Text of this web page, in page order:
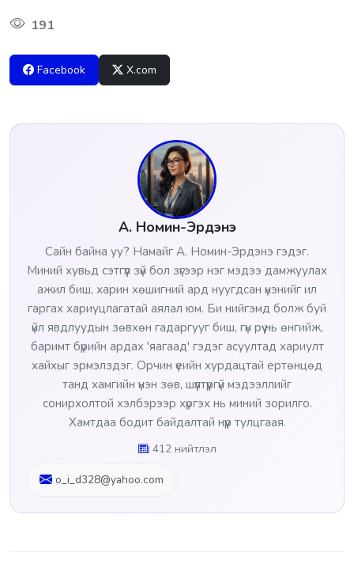
191
Facebook X.com
А. Номин-Эрдэнэ
Сайн байна уу? Намайг А. Номин-Эрдэнэ гэдэг.
Миний хувьд сэтгүүл зүй бол зүгээр нэг мэдээ дамжуулах
ажил биш, харин хөшигний ард нуугдсан үнэнийг ил
гаргах хариуцлагатай аялал юм. Би нийгэмд болж буй
үйл явдлуудын зөвхөн гадаргууг биш, гүн рүү нь өнгийж,
баримт бүрийн ардах 'яагаад' гэдэг асуултад хариулт
хайхыг эрмэлздэг. Орчин үеийн хурдацтай ертөнцөд
танд хамгийн үнэн зөв, шүүлтүүргүй мэдээллийг
сонирхолтой хэлбэрээр хүргэх нь миний зорилго.
Хамтдаа бодит байдалтай нүүр тулцгаая.
412 нийтлэл
o_i_d328@yahoo.com